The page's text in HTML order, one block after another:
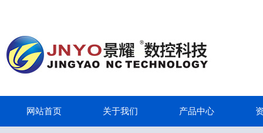
网站首页 关于我们 产品中心